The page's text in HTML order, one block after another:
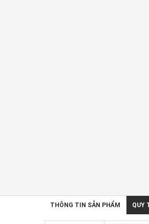
THÔNG TIN SẢN PHẨM QUY